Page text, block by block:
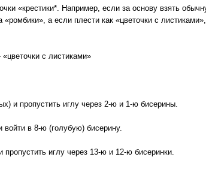
«крестики*. Например, если за основу взять
а если плести как «цветочки с
с листиками»
и пропустить иглу через 2-ю и 1-ю бисерины.
войти в 8-ю (голубую) бисерину.
иглу через 13-ю и 12-ю бисеринки.